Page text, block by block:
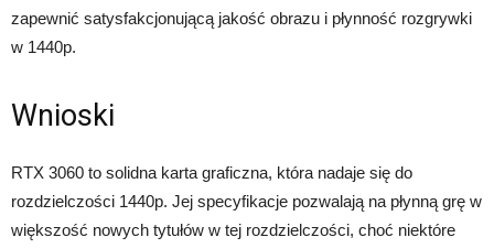
zapewnić satysfakcjonującą jakość obrazu i płynność rozgrywki
w 1440p.
Wnioski
RTX 3060 to solidna karta graficzna, która nadaje się do
rozdzielczości 1440p. Jej specyfikacje pozwalają na płynną grę w
większość nowych tytułów w tej rozdzielczości, choć niektóre